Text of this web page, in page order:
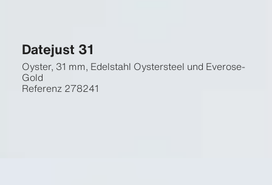
Datejust 31
Oyster, 31 mm, Edelstahl Oystersteel und Everose-
Gold
Referenz 278241